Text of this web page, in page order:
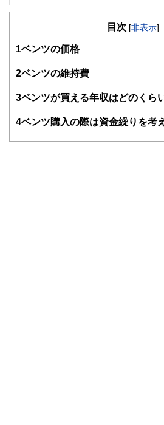
FinancialField編集部は、金融
知識がない方でも理解できるよ
得者を中心に「お金や暮らし」
験者で構成され、企画立案から
護士、税理士、宅地建物取引士
目次 [非表示]
1 ベンツの価格
2ベンツの維持費
3ベンツが買える年収はどのくら
4ベンツ購入の際は資金繰りを考